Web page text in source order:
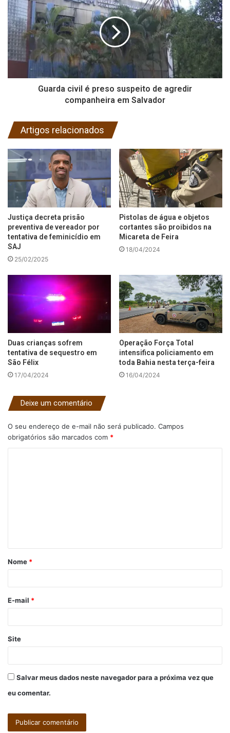
Guarda civil é preso suspeito de agredir
companheira em Salvador
Artigos relacionados
Justiça decreta prisão
preventiva de vereador por
tentativa de feminicídio em
SAJ
25/02/2025
Pistolas de água e objetos
cortantes são proibidos na
Micareta de Feira
18/04/2024
Duas crianças sofrem
tentativa de sequestro em
São Félix
17/04/2024
Operação Força Total
intensifica policiamento em
toda Bahia nesta terça-feira
16/04/2024
Deixe um comentário
O seu endereço de e-mail não será publicado. Campos
obrigatórios são marcados com *
á
r
*
Nome *
E-mail *
Site
Salvar meus dados neste navegador para a próxima vez que
eu comentar.